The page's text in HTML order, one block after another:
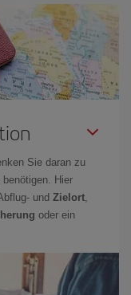
Sie daran zu
Hier
und Zielort
oder ein